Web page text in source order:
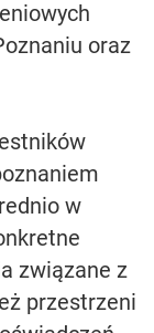
oraz
w
związane z
przestrzeni